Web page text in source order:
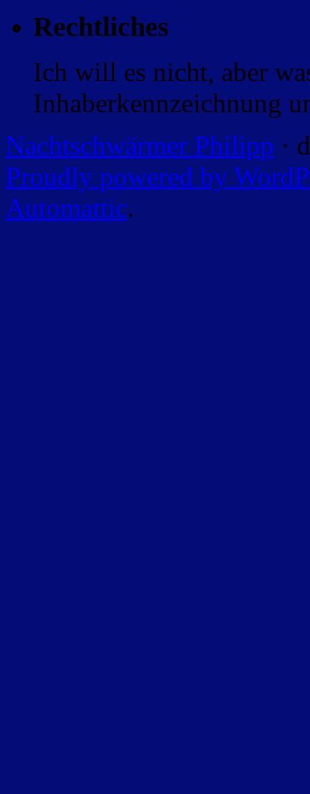
Rechtliches
Ich will es nicht, aber
Inhaberkennzeichnung
Nachtschwärmer Philipp ·
Proudly powered by
Automattic.